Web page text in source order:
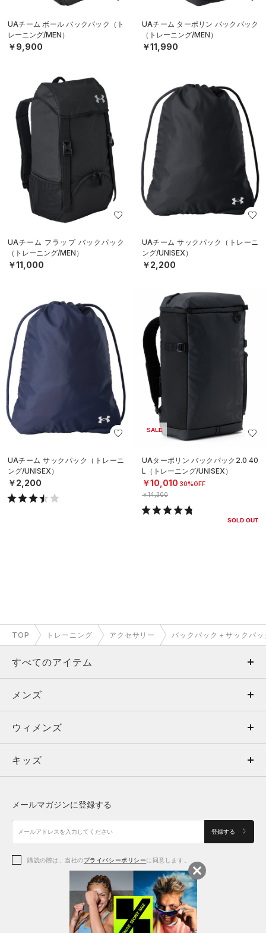
UAチーム ボール バックパック（ト
レーニング/MEN）
￥9,900
UAチーム ターポリン バックパック
（トレーニング/MEN）
￥11,990
UAチーム フラップ バックパック
（トレーニング/MEN）
￥11,000
UAチーム サックパック（トレーニ
ング/UNISEX）
￥2,200
UAチーム サックパック（トレーニ
ング/UNISEX）
￥2,200
SALE
UAターポリン バックパック2.0 40
L（トレーニング/UNISEX）
￥10,010 30%OFF
￥14,300
SOLD OUT
TOP トレーニング アクセサリー バックパック＋サックパッ
すべてのアイテム
メンズ
ウィメンズ
キッズ
アクセサリー
メンズ
トップス
ボトムス
アクセサリー
ウィメンズ
トップス
シューズ
アクセサリー
レギンス＆タイツ
キッズ
シューズ
メールマガジンに登録する
登録する
購読の際は、当社のプライバシーポリシーに同意します。